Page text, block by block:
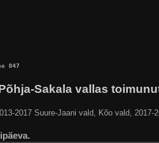
847
Sakala vallas
2017 Suure-Jaani vald, Kõo vald, 2017-